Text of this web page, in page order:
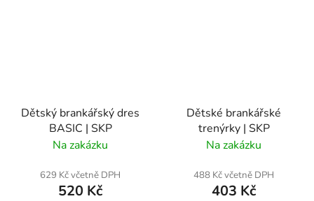
Dětský brankářský dres
BASIC | SKP
Na zakázku
629 Kč včetně DPH
520 Kč
Dětské brankářské
trenýrky | SKP
Na zakázku
488 Kč včetně DPH
403 Kč